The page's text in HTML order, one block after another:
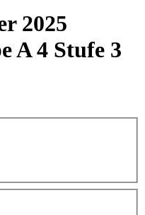
2025
A 4 Stufe 3